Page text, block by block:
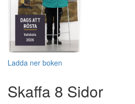
Ladda ner boken
Skaffa 8 Sidor